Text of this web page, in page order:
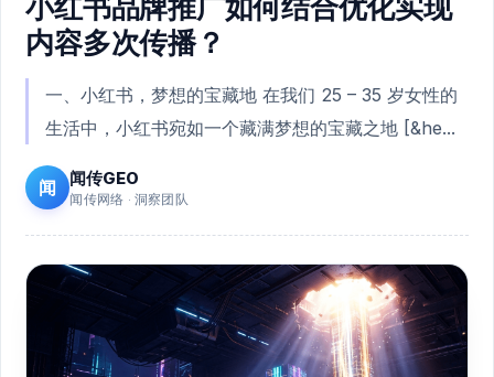
小红书品牌推广如何结合优化实现
内容多次传播？
一、小红书，梦想的宝藏地 在我们 25 – 35 岁女性的
生活中，小红书宛如一个藏满梦想的宝藏之地 [&he...
闻 闻传GEO
闻传网络 · 洞察团队